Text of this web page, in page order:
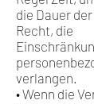
die Dauer
Recht, die
verlangen.
• Wenn die